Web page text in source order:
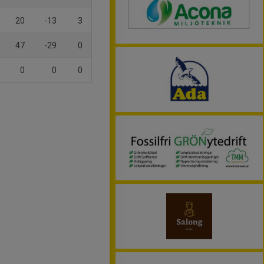
20 -13 3
47 -29 0
0 0 0